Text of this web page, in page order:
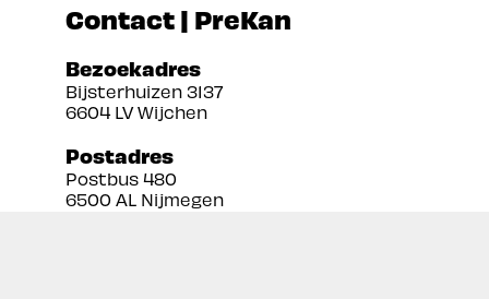
Contact | PreKan
Bezoekadres
Bijsterhuizen 3137
6604 LV Wijchen
Postadres
Postbus 480
6500 AL Nijmegen